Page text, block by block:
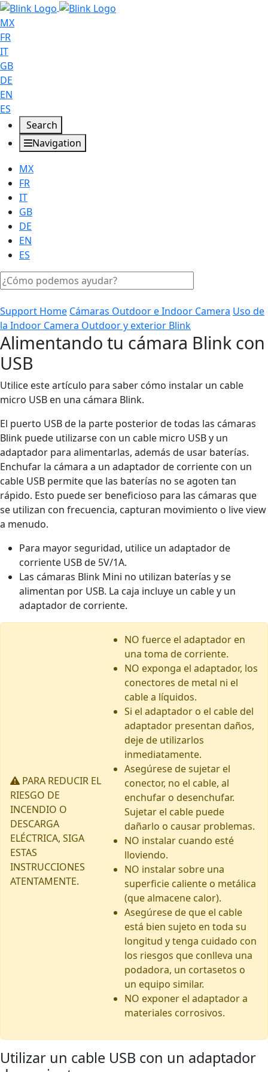
MX
FR
IT
GB
DE
EN
ES
Search
Navigation
MX
FR
IT
GB
DE
EN
ES
Support Home Cámaras Outdoor e Indoor Camera Uso de
la Indoor Camera Outdoor y exterior Blink
Alimentando tu cámara Blink con
USB
Utilice este artículo para saber cómo instalar un cable
micro USB en una cámara Blink.
El puerto USB de la parte posterior de todas las cámaras
Blink puede utilizarse con un cable micro USB y un
adaptador para alimentarlas, además de usar baterías.
Enchufar la cámara a un adaptador de corriente con un
cable USB permite que las baterías no se agoten tan
rápido. Esto puede ser beneficioso para las cámaras que
se utilizan con frecuencia, capturan movimiento o live view
a menudo.
Para mayor seguridad, utilice un adaptador de
corriente USB de 5V/1A.
Las cámaras Blink Mini no utilizan baterías y se
alimentan por USB. La caja incluye un cable y un
adaptador de corriente.
PARA REDUCIR EL
RIESGO DE
INCENDIO O
DESCARGA
ELÉCTRICA, SIGA
ESTAS
INSTRUCCIONES
ATENTAMENTE.
NO fuerce el adaptador en
una toma de corriente.
NO exponga el adaptador, los
conectores de metal ni el
cable a líquidos.
Si el adaptador o el cable del
adaptador presentan daños,
deje de utilizarlos
inmediatamente.
Asegúrese de sujetar el
conector, no el cable, al
enchufar o desenchufar.
Sujetar el cable puede
dañarlo o causar problemas.
NO instalar cuando esté
lloviendo.
NO instalar sobre una
superficie caliente o metálica
(que almacene calor).
Asegúrese de que el cable
está bien sujeto en toda su
longitud y tenga cuidado con
los riesgos que conlleva una
podadora, un cortasetos o
un equipo similar.
NO exponer el adaptador a
materiales corrosivos.
Utilizar un cable USB con un adaptador